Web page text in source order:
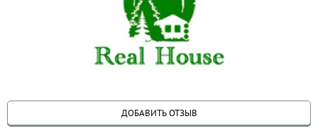
ДОБАВИТЬ ОТЗЫВ